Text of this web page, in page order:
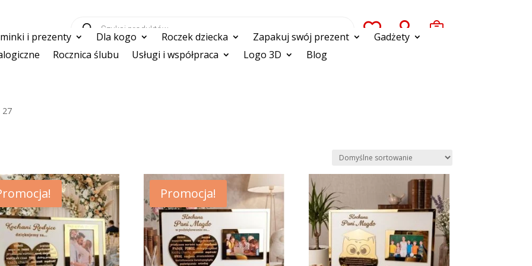
produktów   
i prezenty Dla kogo Roczek dziecka Zapakuj swój prezent
Gadżety
Rocznica ślubu Usługi i współpraca Logo 3D Blog
27
Promocja!